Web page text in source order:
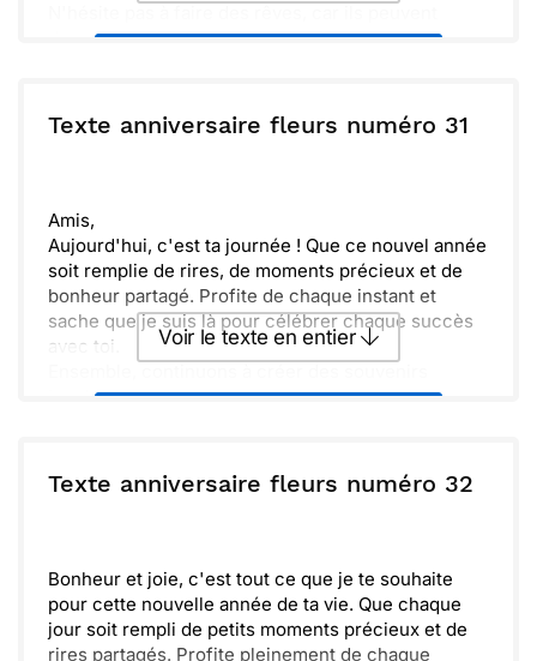
devenir réalité. Toujours présents, tes amis
dans la bonne humeur. Que cette nouvelle année
soit riche en découvertes.
ou : Copier Recevoir par mail
Texte anniversaire fleurs numéro 31
Amis,
Aujourd'hui, c'est ta journée ! Que ce nouvel année
soit remplie de rires, de moments précieux et de
bonheur partagé. Profite de chaque instant et
sache que je suis là pour célébrer chaque succès
avec toi.
inoubliables. Sache que ta présence apporte
anniversaire !
Voir le texte en entier
ou : Copier Recevoir par mail
Texte anniversaire fleurs numéro 32
Bonheur et joie, c'est tout ce que je te souhaite
pour cette nouvelle année de ta vie. Que chaque
jour soit rempli de petits moments précieux et de
rires partagés. Profite pleinement de chaque